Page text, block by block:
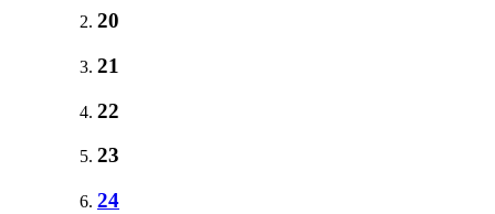
20
21
22
23
24